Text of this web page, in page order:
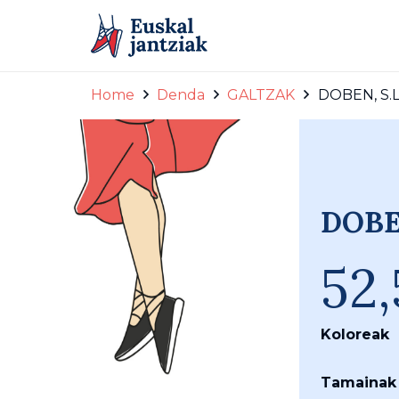
Home Denda GALTZAK DOBEN,
Koloreak
Tamainak